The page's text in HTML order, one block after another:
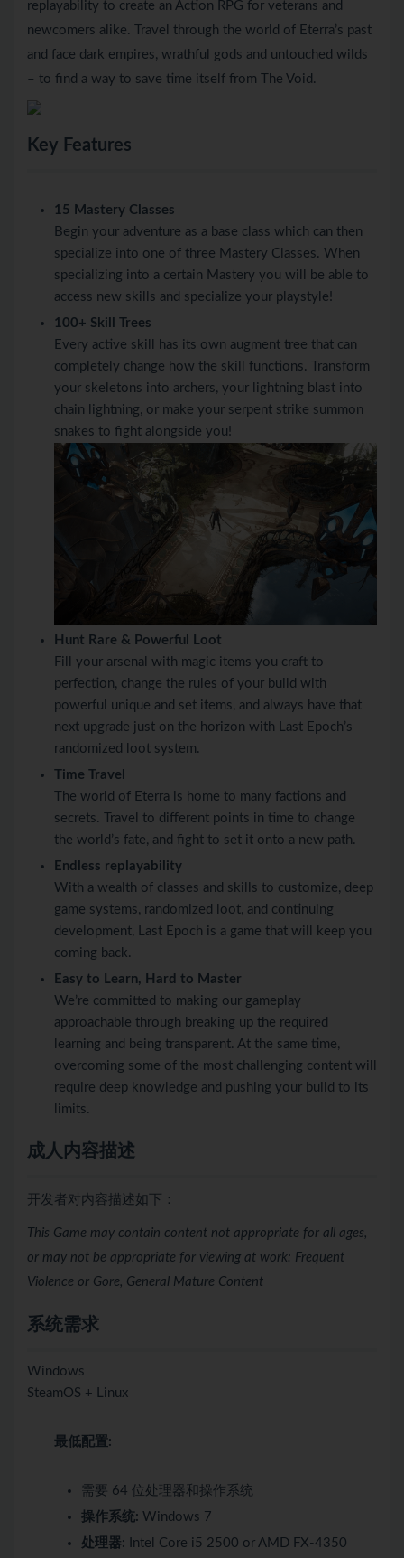
replayability to create an Action RPG for veterans and
newcomers alike. Travel through the world of Eterra’s past
and face dark empires, wrathful gods and untouched wilds
– to find a way to save time itself from The Void.
Key Features
15 Mastery Classes
Begin your adventure as a base class which can then
specialize into one of three Mastery Classes. When
specializing into a certain Mastery you will be able to
access new skills and specialize your playstyle!
100+ Skill Trees
Every active skill has its own augment tree that can
completely change how the skill functions. Transform
your skeletons into archers, your lightning blast into
chain lightning, or make your serpent strike summon
snakes to fight alongside you!
Hunt Rare & Powerful Loot
Fill your arsenal with magic items you craft to
perfection, change the rules of your build with
powerful unique and set items, and always have that
next upgrade just on the horizon with Last Epoch’s
randomized loot system.
Time Travel
The world of Eterra is home to many factions and
secrets. Travel to different points in time to change
the world’s fate, and fight to set it onto a new path.
Endless replayability
With a wealth of classes and skills to customize, deep
game systems, randomized loot, and continuing
development, Last Epoch is a game that will keep you
coming back.
Easy to Learn, Hard to Master
We’re committed to making our gameplay
approachable through breaking up the required
learning and being transparent. At the same time,
overcoming some of the most challenging content will
require deep knowledge and pushing your build to its
limits.
成人内容描述
开发者对内容描述如下：
This Game may contain content not appropriate for all ages,
or may not be appropriate for viewing at work: Frequent
Violence or Gore, General Mature Content
系统需求
Windows
SteamOS + Linux
最低配置:
需要 64 位处理器和操作系统
操作系统: Windows 7
处理器: Intel Core i5 2500 or AMD FX-4350